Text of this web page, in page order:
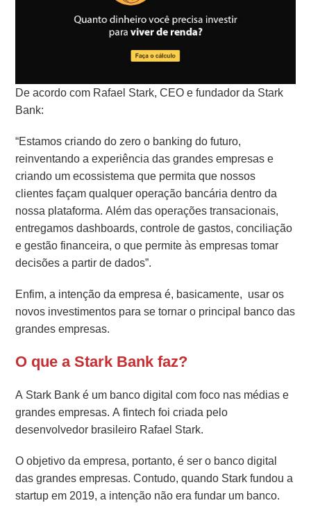
De acordo com Rafael Stark, CEO e fundador da Stark
Bank:
“Estamos criando do zero o banking do futuro,
reinventando a experiência das grandes empresas e
criando um ecossistema que permita que nossos
clientes façam qualquer operação bancária dentro da
nossa plataforma. Além das operações transacionais,
entregamos dashboards, controle de gastos, conciliação
e gestão financeira, o que permite às empresas tomar
decisões a partir de dados”.
Enfim, a intenção da empresa é, basicamente, usar os
novos investimentos para se tornar o principal banco das
grandes empresas.
O que a Stark Bank faz?
A Stark Bank é um banco digital com foco nas médias e
grandes empresas. A fintech foi criada pelo
desenvolvedor brasileiro Rafael Stark.
O objetivo da empresa, portanto, é ser o banco digital
das grandes empresas.Contudo, quando Stark fundou a
startup em 2019, a intenção não era fundar um banco.